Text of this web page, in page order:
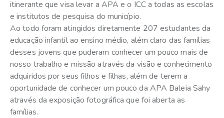
itinerante que visa levar a APA e o ICC a todas as escolas
e institutos de pesquisa do município.
Ao todo foram atingidos diretamente 207 estudantes da
educação infantil ao ensino médio, além claro das famílias
desses jovens que puderam conhecer um pouco mais de
nosso trabalho e missão através da visão e conhecimento
adquiridos por seus filhos e filhas, além de terem a
oportunidade de conhecer um pouco da APA Baleia Sahy
através da exposição fotográfica que foi aberta as
famílias.